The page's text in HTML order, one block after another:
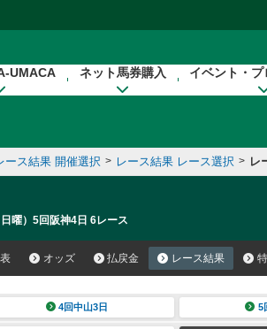
UMACA ネット馬券購入 イベント・
ース結果 開催選択 > レース結果 レース選択 > レ
曜）5回阪神4日 6レース
オッズ 払戻金 レース結果
4回中山3日 5